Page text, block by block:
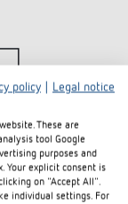
policy
Legal notice
These are
tool Google
purposes and
Your explicit consent is
on "Accept All".
individual settings. For